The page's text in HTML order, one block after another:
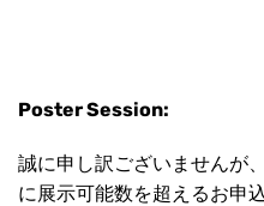
Poster Session:
誠に申し訳ございませんが
に展示可能数を超えるお申